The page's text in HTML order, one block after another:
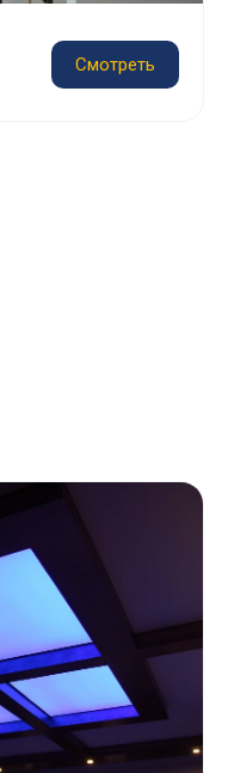
Смотреть